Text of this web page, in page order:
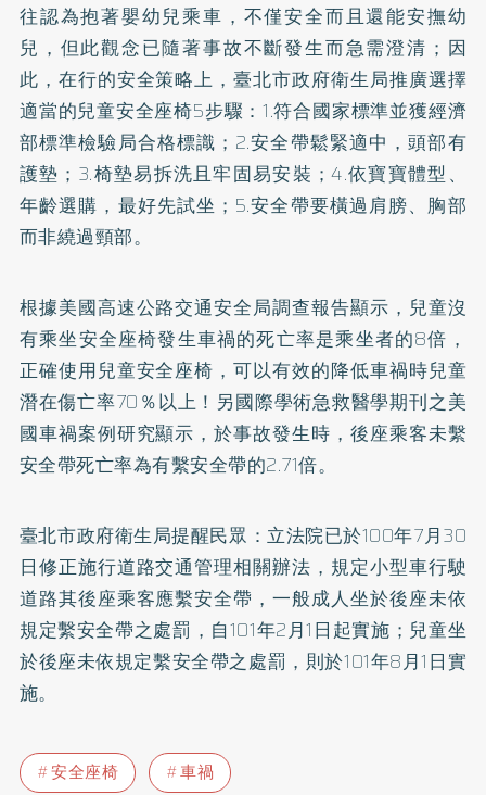
往認為抱著嬰幼兒乘車，不僅安全而且還能安撫幼
兒，但此觀念已隨著事故不斷發生而急需澄清；因
此，在行的安全策略上，臺北市政府衛生局推廣選擇
適當的兒童安全座椅5步驟：1.符合國家標準並獲經濟
部標準檢驗局合格標識；2.安全帶鬆緊適中，頭部有
護墊；3.椅墊易拆洗且牢固易安裝；4.依寶寶體型、
年齡選購，最好先試坐；5.安全帶要橫過肩膀、胸部
而非繞過頸部。
根據美國高速公路交通安全局調查報告顯示，兒童沒
有乘坐安全座椅發生車禍的死亡率是乘坐者的8倍，
正確使用兒童安全座椅，可以有效的降低車禍時兒童
潛在傷亡率70％以上！另國際學術急救醫學期刊之美
國車禍案例研究顯示，於事故發生時，後座乘客未繫
安全帶死亡率為有繫安全帶的2.71倍。
臺北市政府衛生局提醒民眾：立法院已於100年7月30
日修正施行道路交通管理相關辦法，規定小型車行駛
道路其後座乘客應繫安全帶，一般成人坐於後座未依
規定繫安全帶之處罰，自101年2月1日起實施；兒童坐
於後座未依規定繫安全帶之處罰，則於101年8月1日實
施。
安全座椅 車禍